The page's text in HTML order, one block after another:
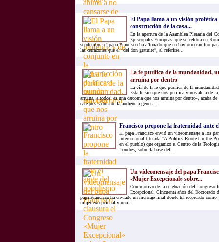
El Papa llama a un visión profética
construcción de la casa...
En la apertura de la Asamblea Plenaria del
Episcopales Europeas, que se celebra en
septiembre, el papa Francisco ha afirmado que no hay otro camino
las cerrazones que el “del don gratuito”, al referirse...
La fe purifica de la mundanidad,
arruina por dentro
La vía de la fe que purifica de la
Esta fe siempre nos purifica y nos aleja de la
arruina, a todos: es una carcoma que nos arruina por dentro», acaba
catequesis durante la audiencia general...
Francisco propone la fraternidad ante
El papa Francisco envió un videomensaje a los
internacional titulada “A Politics Rooted in the
en el pueblo) que organizó el Centro de la
Londres, sobre la base del...
Un vídeomensaje del papa
«Mujer Excepcional» sobre...
Con motivo de la celebración del Congreso
Excepcional. Cincuenta años del Doctorado
papa Francisco ha enviado un mensaje final donde ha recordado
mujer excepcional y una...